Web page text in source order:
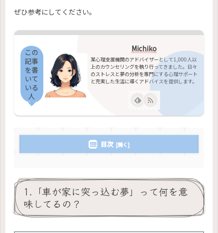
ぜひ参考にしてください。
この
記事
を書
いて
いる
人
Michiko
某心理支援機関のアドバイザーとして1,000人以
上のカウンセリングを執り行ってきました。日々
のストレスと夢の分析を専門にする心理サポート
と充実した生活に導くアドバイスを提供します。
目次
1.「車が家に突っ込む夢」って何を意
味してるの？